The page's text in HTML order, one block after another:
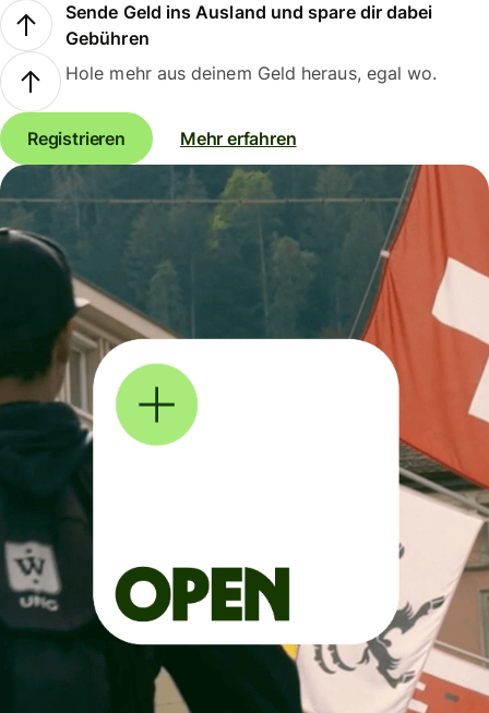
Sende Geld ins Ausland und spare dir dabei
Gebühren
Hole mehr aus deinem Geld heraus, egal wo.
Registrieren Mehr erfahren